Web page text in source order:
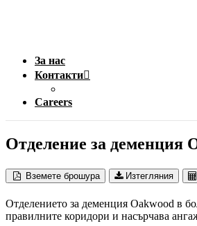
За нас
Контакти
Careers
Отделение за деменция
Вземете брошура Изтегляния
Отделението за деменция Oakwood в
правилните коридори и насърчава